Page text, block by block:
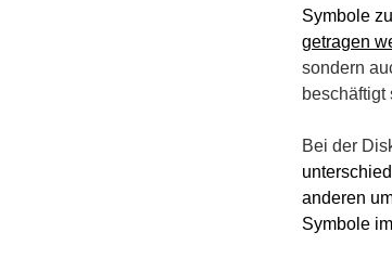
Symbole
getragen
sondern
beschäftigt
Bei der
anderen
Symbole